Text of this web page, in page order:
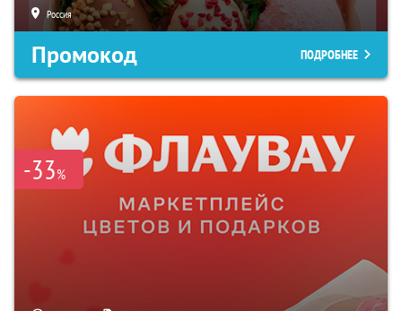
Россия
Промокод ПОДРОБНЕЕ
-33%